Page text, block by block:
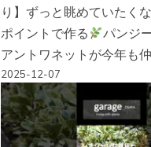
り】ずっと眺めていたく
ポイントで作る
パンジ
アントワネットが今年も
2025-12-07